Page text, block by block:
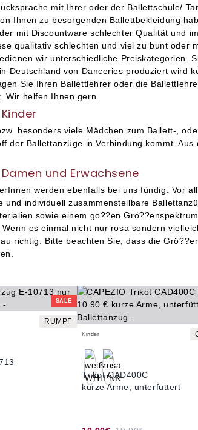
mit Ihrer oder der Ballettschule/
Ihnen zu besorgenden Ballettbekleidung
mit Discountware schlechter Qualität und
qualitativ schlechten und viel zu bunt oder
wir unterschiedliche Preiskategorien.
Deutschland von Danceries produziert wird
Sie Ihren Ballettlehrer oder die
Wir helfen Ihnen gern.
besonders viele Mädchen zum Ballett-,
der Ballettanzüge in Verbindung kommt.
und Erwachsene
werden ebenfalls bei uns fündig. Vor
und individuell zusammenstellbare
sowie einem go??en
es einmal nicht nur rosa sondern
richtig. Bitte beachten Sie, dass die
SALE
RUMPF
Kinder
Trikot CAD400C
kurze Arme, unterfüttert